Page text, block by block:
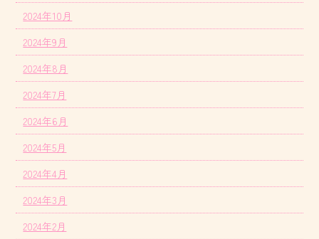
2024年10月
2024年9月
2024年8月
2024年7月
2024年6月
2024年5月
2024年4月
2024年3月
2024年2月